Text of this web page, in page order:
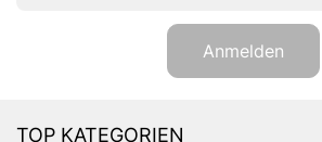
Anmelden
TOP KATEGORIEN